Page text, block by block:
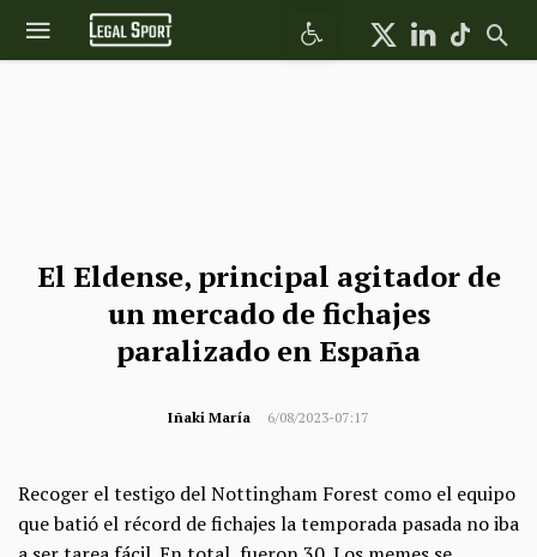
Abrir barra de herramientas
El Eldense, principal agitador de
un mercado de fichajes
paralizado en España
Iñaki María 6/08/2023-07:17
Recoger el testigo del Nottingham Forest como el equipo
que batió el récord de fichajes la temporada pasada no iba